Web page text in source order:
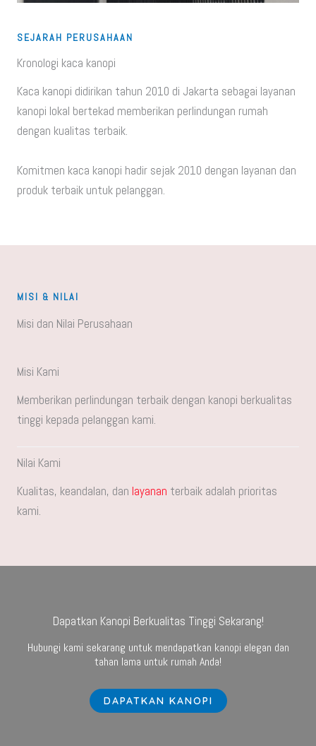
SEJARAH PERUSAHAAN
Kronologi kaca kanopi
Kaca kanopi didirikan tahun 2010 di Jakarta sebagai layanan
kanopi lokal bertekad memberikan perlindungan rumah
dengan kualitas terbaik.
Komitmen kaca kanopi hadir sejak 2010 dengan layanan dan
produk terbaik untuk pelanggan.
MISI & NILAI
Misi dan Nilai Perusahaan
Misi Kami
Memberikan perlindungan terbaik dengan kanopi berkualitas
tinggi kepada pelanggan kami.
Nilai Kami
Kualitas, keandalan, dan layanan terbaik adalah prioritas
kami.
Dapatkan Kanopi Berkualitas Tinggi Sekarang!
Hubungi kami sekarang untuk mendapatkan kanopi elegan dan
tahan lama untuk rumah Anda!
DAPATKAN KANOPI